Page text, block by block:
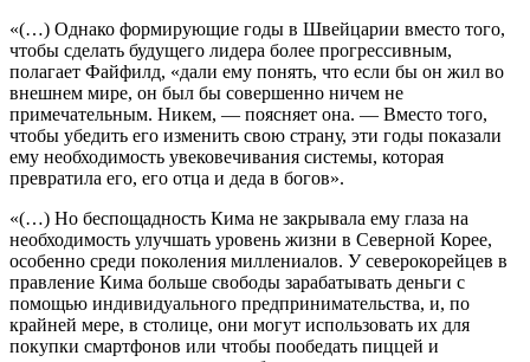
«(…) Однако формирующие годы в Швейцарии вместо того,
чтобы сделать будущего лидера более прогрессивным,
полагает Файфилд, «дали ему понять, что если бы он жил во
внешнем мире, он был бы совершенно ничем не
примечательным. Никем, — поясняет она. — Вместо того,
чтобы убедить его изменить свою страну, эти годы показали
ему необходимость увековечивания системы, которая
превратила его, его отца и деда в богов».
«(…) Но беспощадность Кима не закрывала ему глаза на
необходимость улучшать уровень жизни в Северной Корее,
особенно среди поколения миллениалов. У северокорейцев в
правление Кима больше свободы зарабатывать деньги с
помощью индивидуального предпринимательства, и, по
крайней мере, в столице, они могут использовать их для
покупки смартфонов или чтобы пообедать пиццей и